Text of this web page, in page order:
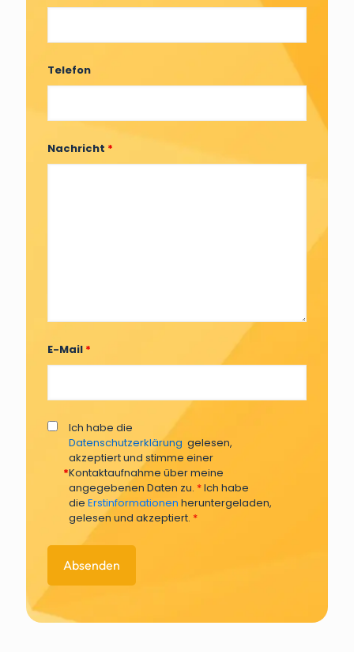
Telefon
Nachricht *
E-Mail *
*
Ich habe die
Datenschutzerklärung gelesen,
akzeptiert und stimme einer
Kontaktaufnahme über meine
angegebenen Daten zu. *Ich habe
die Erstinformationen heruntergeladen,
gelesen und akzeptiert. *